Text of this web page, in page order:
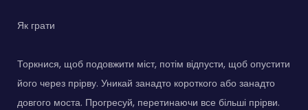
Як грати
Торкнися, щоб подовжити міст, потім відпусти, щоб опустити
його через прірву. Уникай занадто короткого або занадто
довгого моста. Прогресуй, перетинаючи все більші прірви.